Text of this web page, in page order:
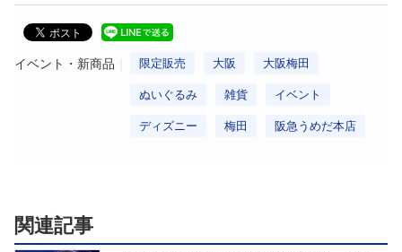
イベント・新商品 限定販売 大阪 大阪梅田
ぬいぐるみ 雑貨 イベント
ディズニー 梅田 阪急うめだ本店
関連記事